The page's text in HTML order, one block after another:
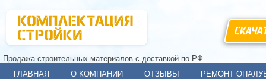
Продажа строительных материалов с доставкой по РФ
ГЛАВНАЯ О КОМПАНИИ ОТЗЫВЫ РЕМОНТ